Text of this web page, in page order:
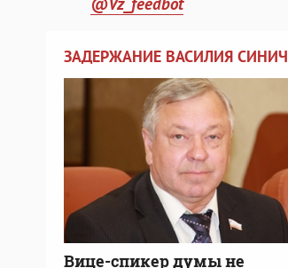
ЗАДЕРЖАНИЕ ВАСИЛИЯ
Вице-спикер думы не